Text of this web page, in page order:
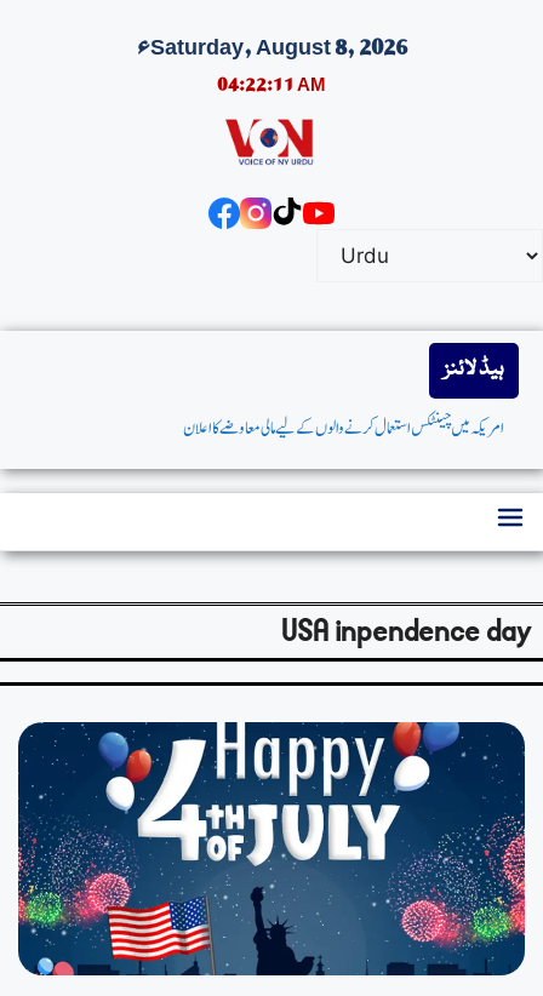
Saturday, August 8, 2026ء
04:22:12 AM
ہیڈ لائنز
امریکہ میں چینٹکس استعمال کرنے والوں کے لیے مالی معاوضے کا اعلان
USA inpendence day